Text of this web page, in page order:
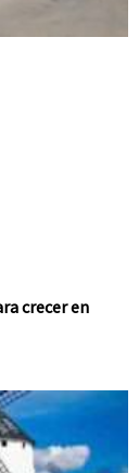
crecer en